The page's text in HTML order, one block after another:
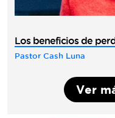
Los beneficios de
Pastor Cash Luna
Ver